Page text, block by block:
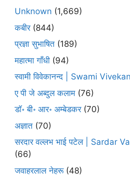
Unknown (1,669)
कबीर(844)
प्रज्ञा सुभाषित (189)
महात्मा गाँधी (94)
स्वामी विवेकानन्द | Swami
ए पी जे अब्दुल कलाम (76)
डॉ॰ बी॰ आर॰ अम्बेडकर(70)
अज्ञात (70)
सरदार वल्लभ भाई पटेल | Sardar
(66)
जवाहरलाल नेहरू(48)